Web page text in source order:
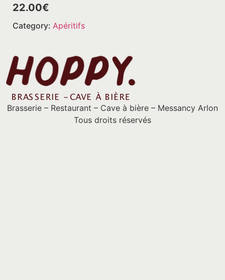
22.00€
Category: Apéritifs
Brasserie – Restaurant – Cave à bière – Messancy Arlon
Tous droits réservés